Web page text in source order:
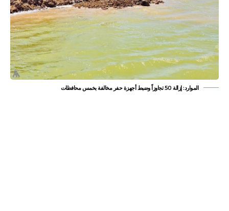
الموارد: إزالة 50 تجاوزاً وضبط أجهزة حفر مخالفة بخمس محافظات